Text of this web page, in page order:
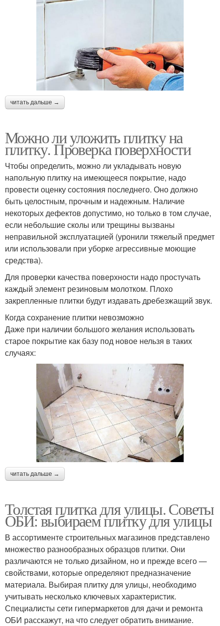
читать дальше →
Можно ли уложить плитку на
плитку. Проверка поверхности
Чтобы определить, можно ли укладывать новую
напольную плитку на имеющееся покрытие, надо
провести оценку состояния последнего. Оно должно
быть целостным, прочным и надежным. Наличие
некоторых дефектов допустимо, но только в том случае,
если небольшие сколы или трещины вызваны
неправильной эксплуатацией (уронили тяжелый предмет
или использовали при уборке агрессивные моющие
средства).
Для проверки качества поверхности надо простучать
каждый элемент резиновым молотком. Плохо
закрепленные плитки будут издавать дребезжащий звук.
Когда сохранение плитки невозможно
Даже при наличии большого желания использовать
старое покрытие как базу под новое нельзя в таких
случаях:
читать дальше →
Толстая плитка для улицы. Советы
ОБИ: выбираем плитку для улицы
В ассортименте строительных магазинов представлено
множество разнообразных образцов плитки. Они
различаются не только дизайном, но и прежде всего —
свойствами, которые определяют предназначение
материала. Выбирая плитку для улицы, необходимо
учитывать несколько ключевых характеристик.
Специалисты сети гипермаркетов для дачи и ремонта
ОБИ расскажут, на что следует обратить внимание.